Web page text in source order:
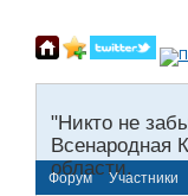
"Никто не
Всенародная
области.
Форум Участники